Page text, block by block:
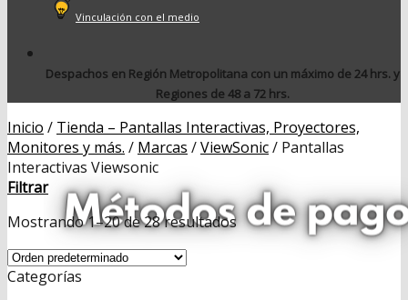
Vinculación con el medio
Despachos en Región Metropolitana con un máximo de 24 hrs. y
Regiones de 48 a 72 hrs.
Inicio / Tienda – Pantallas Interactivas, Proyectores,
Monitores y más. / Marcas /ViewSonic/ Pantallas
Interactivas Viewsonic
Filtrar
Mostrando 1–20 de 28 resultados
Categorías